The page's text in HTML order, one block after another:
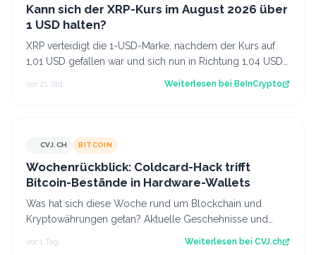
Kann sich der XRP-Kurs im August 2026 über
1 USD halten?
XRP verteidigt die 1-USD-Marke, nachdem der Kurs auf
1,01 USD gefallen war und sich nun in Richtung 1,04 USD
erholt, während der CLARITY Act…
vor 21 Std. Weiterlesen bei BeInCrypto
CVJ.CHCVJ.CH BITCOIN
Wochenrückblick: Coldcard-Hack trifft
Bitcoin-Bestände in Hardware-Wallets
Was hat sich diese Woche rund um Blockchain und
Kryptowährungen getan? Aktuelle Geschehnisse und
vor 1 Tag Weiterlesen bei CVJ.ch